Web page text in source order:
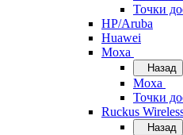
Точки
HP/Aruba
Huawei
Moxa
Назад
Moxa
Точки
Ruckus
Назад